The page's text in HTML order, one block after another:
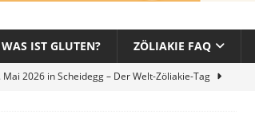
WAS IST GLUTEN? ZÖLIAKIE FAQ
2026 in Scheidegg – Der Welt-Zöliakie-Tag